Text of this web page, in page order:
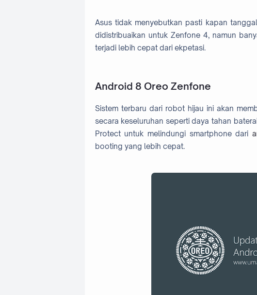
Asus tidak menyebutkan pasti kapan
didistribuaikan untuk Zenfone 4, namun
terjadi lebih cepat dari ekpetasi.
Android 8 Oreo Zenfone
Sistem terbaru dari robot hijau ini akan
secara keseluruhan seperti daya tahan
Protect untuk melindungi smartphone dari
booting yang lebih cepat.